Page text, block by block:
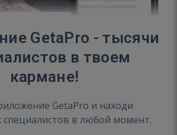
GetaPro - тысячи
в твоем
кармане!
GetaPro и находи
в любой момент.